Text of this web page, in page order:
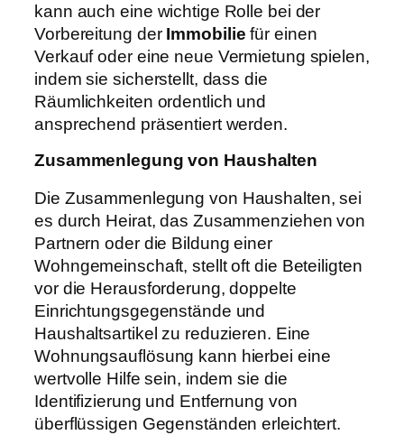
kann auch eine wichtige Rolle bei der
Vorbereitung der Immobilie für einen
Verkauf oder eine neue Vermietung spielen,
indem sie sicherstellt, dass die
Räumlichkeiten ordentlich und
ansprechend präsentiert werden.
Zusammenlegung von Haushalten
Die Zusammenlegung von Haushalten, sei
es durch Heirat, das Zusammenziehen von
Partnern oder die Bildung einer
Wohngemeinschaft, stellt oft die Beteiligten
vor die Herausforderung, doppelte
Einrichtungsgegenstände und
Haushaltsartikel zu reduzieren. Eine
Wohnungsauflösung kann hierbei eine
wertvolle Hilfe sein, indem sie die
Identifizierung und Entfernung von
überflüssigen Gegenständen erleichtert.